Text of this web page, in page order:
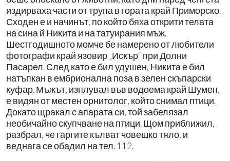
издирваха части от трупа в гората край Приморско.
Сходен е и начинът, по който бяха открити телата
на сина й Никита и на татуирания мъж.
Шестгодишното момче бе намерено от любители
фотографи край язовир „Искър“ при Долни
Пасарел. След като е бил удушен, Никита е бил
натъпкан в ембрионална поза в зелен скъпарски
куфар. Мъжът, изплувал във водоема край Шумен,
е видян от местен орнитолог, който снимал птици.
Докато щракал с апарата си, той забелязал
необичайно скупчване на птици. Щом приближил,
разбрал, че гаргите кълват човешко тяло, и
веднага се обадил на тел. 112.